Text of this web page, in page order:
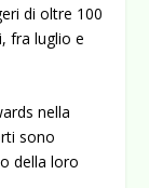
di oltre 100
fra luglio e
nella
sono
della loro